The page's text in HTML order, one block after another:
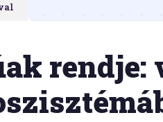
rendje: